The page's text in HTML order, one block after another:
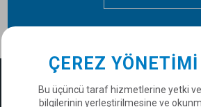
Bir ülke seçiniz
ÇEREZ
Bu üçüncü taraf hizmetlerine yetki
bilgilerinin yerleştirilmesine ve